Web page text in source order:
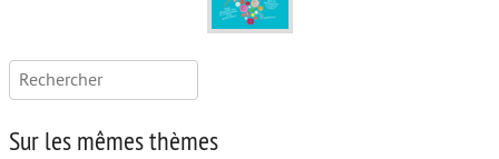
Rechercher :
Sur les mêmes thèmes